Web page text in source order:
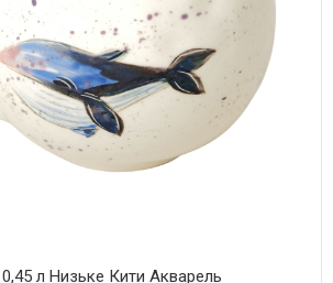
л Низьке Кити Акварель